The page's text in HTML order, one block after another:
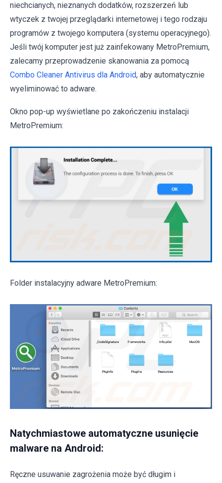
niechcianych, nieznanych dodatków, rozszerzeń lub
wtyczek z twojej przeglądarki internetowej i tego rodzaju
programów z twojego komputera (systemu operacyjnego).
Jeśli twój komputer jest już zainfekowany MetroPremium,
zalecamy przeprowadzenie skanowania za pomocą
Combo Cleaner Antivirus dla Android, aby automatycznie
wyeliminować to adware.
Okno pop-up wyświetlane po zakończeniu instalacji
MetroPremium:
Folder instalacyjny adware MetroPremium:
Natychmiastowe automatyczne usunięcie
malware na Android:
Ręczne usuwanie zagrożenia może być długim i